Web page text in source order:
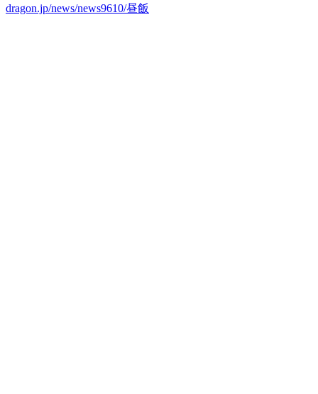
dragon.jp/news/news9610/昼飯